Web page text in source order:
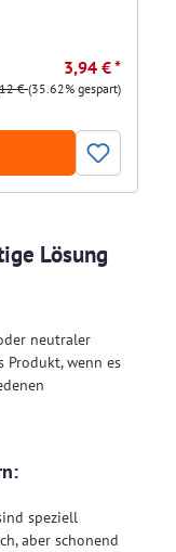
3,94 € *
€(35.62% gespart)
Lösung
neutraler
Produkt, wenn es
speziell
aber schonend